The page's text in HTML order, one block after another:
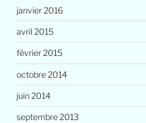
janvier 2016
avril 2015
février 2015
octobre 2014
juin 2014
septembre 2013